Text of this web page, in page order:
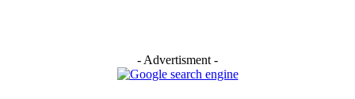
- Advertisment -